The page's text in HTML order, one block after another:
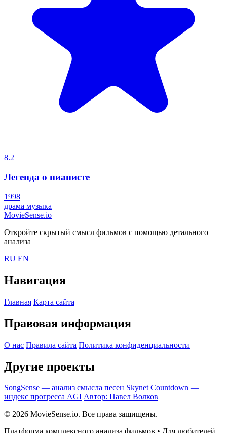
8.2
Легенда о пианисте
1998
драма музыка
MovieSense.io
Откройте скрытый смысл фильмов с помощью детального
анализа
RU EN
Навигация
Главная Карта сайта
Правовая информация
О нас Правила сайта Политика конфиденциальности
Другие проекты
SongSense — анализ смысла песен Skynet Countdown —
индекс прогресса AGI Автор: Павел Волков
© 2026 MovieSense.io. Все права защищены.